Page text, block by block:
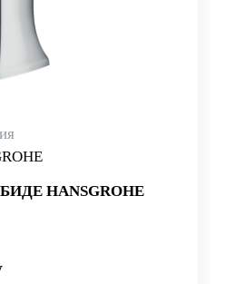
HANSGROHE